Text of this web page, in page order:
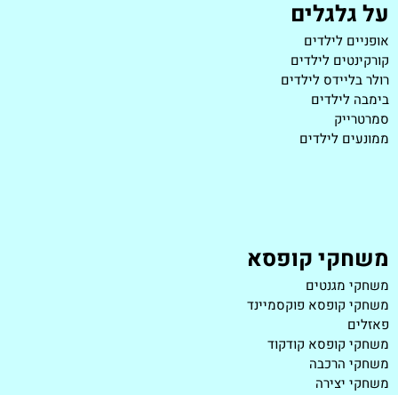
על גלגלים
אופניים לילדים
קורקינטים לילדים
רולר בליידס לילדים
בימבה לילדים
סמרטרייק
ממונעים לילדים
משחקי קופסא
משחקי מגנטים
משחקי קופסא פוקסמיינד
פאזלים
משחקי קופסא קודקוד
משחקי הרכבה
משחקי יצירה